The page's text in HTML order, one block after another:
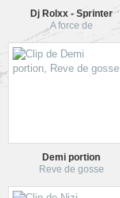
Dj Rolxx - Sprinter
A force de
Demi portion
Reve de gosse